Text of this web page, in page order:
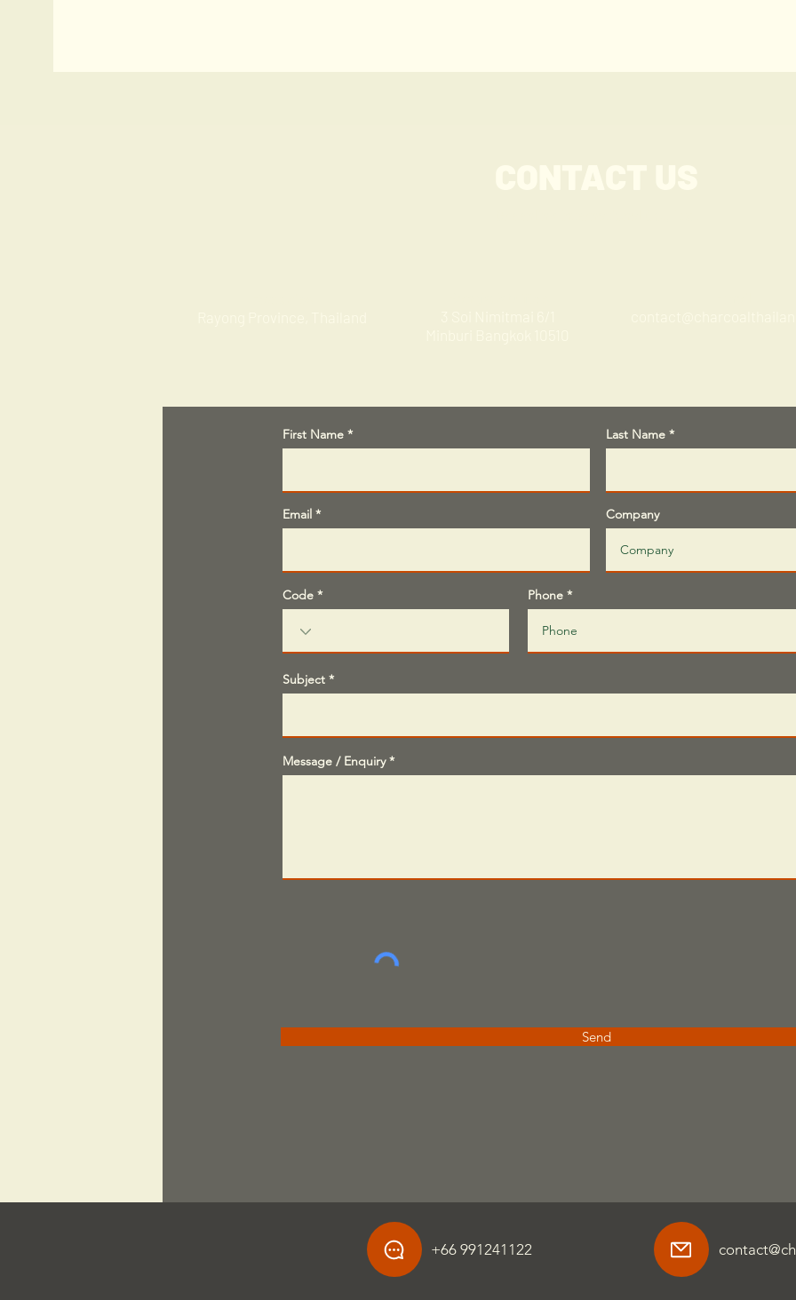
First Name Last Name
Email Company
Code Phone
Subject
Message / Enquiry
Send
+66 991241122